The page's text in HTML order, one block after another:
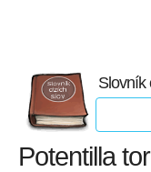
Slovník
Potentilla